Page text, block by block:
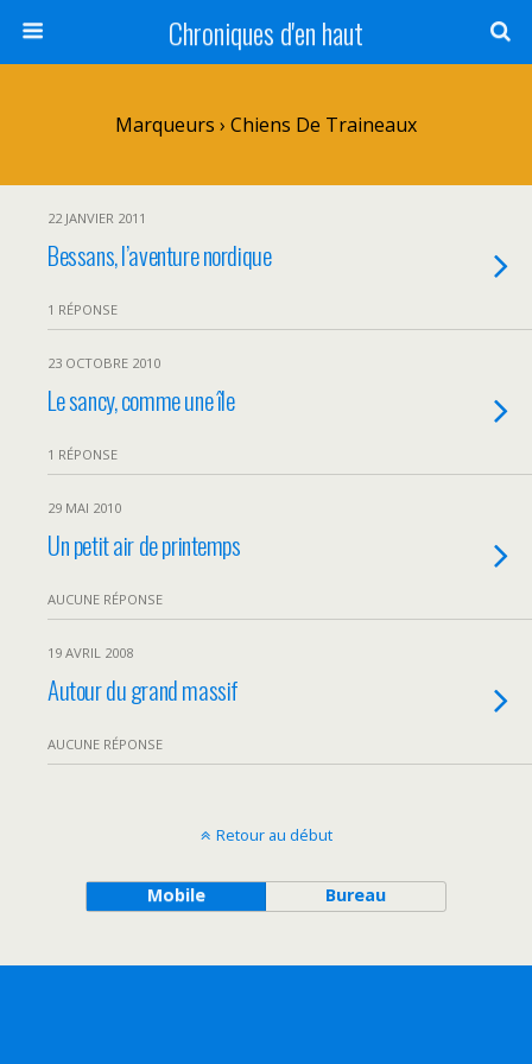
Chroniques d'en haut
Marqueurs › Chiens De Traineaux
22 JANVIER 2011
Bessans, l’aventure nordique
1 RÉPONSE
23 OCTOBRE 2010
Le sancy, comme une île
1 RÉPONSE
29 MAI 2010
Un petit air de printemps
AUCUNE RÉPONSE
19 AVRIL 2008
Autour du grand massif
AUCUNE RÉPONSE
Retour au début
Mobile Bureau